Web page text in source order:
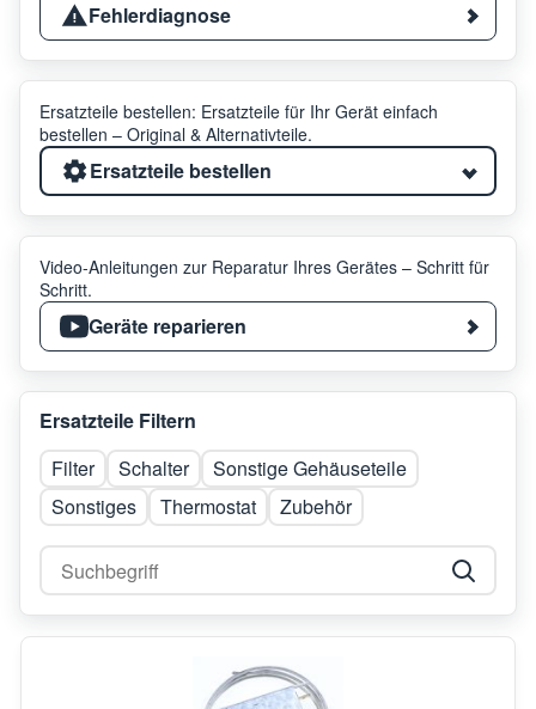
Fehlerdiagnose
Ersatzteile bestellen: Ersatzteile für Ihr Gerät einfach
bestellen – Original & Alternativteile.
Ersatzteile bestellen
Video-Anleitungen zur Reparatur Ihres Gerätes – Schritt für
Schritt.
Geräte reparieren
Ersatzteile Filtern
Filter
Schalter
Sonstige Gehäuseteile
Sonstiges
Thermostat Zubehör